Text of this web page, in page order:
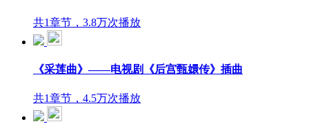
共1章节，3.8万次播放
《采莲曲》——电视剧《后宫甄嬛传》插曲
共1章节，4.5万次播放